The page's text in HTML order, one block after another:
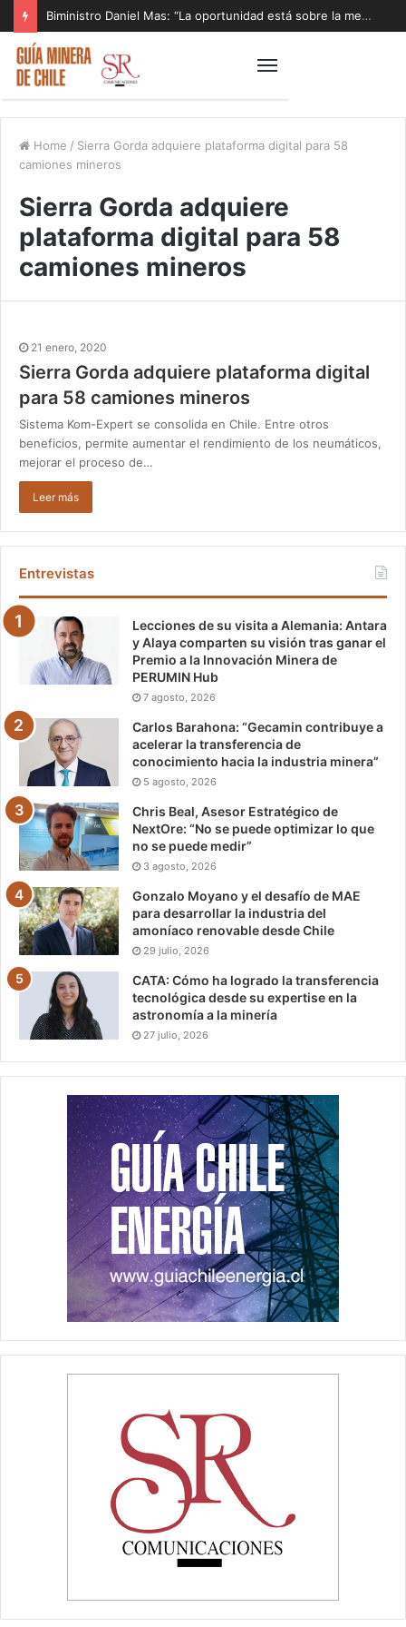
Biministro Daniel Mas: “La oportunidad está sobre la mesa y tenemos que aprovecharla”
Home / Sierra Gorda adquiere plataforma digital para 58
camiones mineros
Sierra Gorda adquiere
plataforma digital para 58
camiones mineros
21 enero, 2020
Sierra Gorda adquiere plataforma digital
para 58 camiones mineros
Sistema Kom-Expert se consolida en Chile. Entre otros
beneficios, permite aumentar el rendimiento de los neumáticos,
mejorar el proceso de…
Leer más
Entrevistas
Lecciones de su visita a Alemania: Antara
y Alaya comparten su visión tras ganar el
Premio a la Innovación Minera de
PERUMIN Hub
7 agosto, 2026
Carlos Barahona: “Gecamin contribuye a
acelerar la transferencia de
conocimiento hacia la industria minera”
5 agosto, 2026
Chris Beal, Asesor Estratégico de
NextOre: “No se puede optimizar lo que
no se puede medir”
3 agosto, 2026
Gonzalo Moyano y el desafío de MAE
para desarrollar la industria del
amoníaco renovable desde Chile
29 julio, 2026
CATA: Cómo ha logrado la transferencia
tecnológica desde su expertise en la
astronomía a la minería
27 julio, 2026